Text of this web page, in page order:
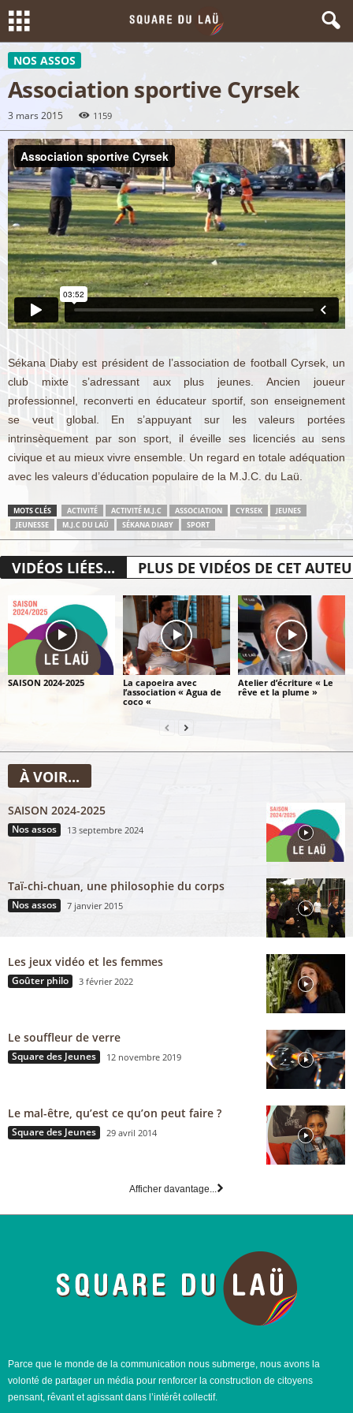
NOS ASSOS
Association sportive Cyrsek
3 mars 2015 1159
Sékana Diaby est président de l’association de football Cyrsek, un
club mixte s’adressant aux plus jeunes. Ancien joueur
professionnel, reconverti en éducateur sportif, son enseignement
se veut global. En s’appuyant sur les valeurs portées
intrinsèquement par son sport, il éveille ses licenciés au sens
civique et au mieux vivre ensemble. Un regard en totale adéquation
avec les valeurs d’éducation populaire de la M.J.C. du Laü.
MOTS CLÉS ACTIVITÉ ACTIVITÉ M.J.C ASSOCIATION CYRSEK
JEUNES
JEUNESSE
M.J.C DU LAÜ SÉKANA DIABY SPORT
VIDÉOS LIÉES... PLUS DE VIDÉOS DE CET
SAISON 2024-2025
La capoeira avec
l’association « Agua de
coco «
Atelier d’écriture « Le
rêve et la plume »
À VOIR...
SAISON 2024-2025
Nos assos 13 septembre 2024
Taï-chi-chuan, une philosophie du corps
Nos assos 7 janvier 2015
Les jeux vidéo et les femmes
Goûter philo 3 février 2022
Le souffleur de verre
Square des Jeunes 12 novembre 2019
Le mal-être, qu’est ce qu’on peut faire ?
Square des Jeunes 29 avril 2014
Afficher davantage...
Parce que le monde de la communication nous submerge, nous avons la
volonté de partager un média pour renforcer la construction de citoyens
pensant, rêvant et agissant dans l’intérêt collectif.